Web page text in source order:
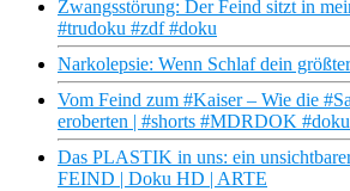
Zwangsstörung: Der Feind sitzt in
#trudoku #zdf #doku
Narkolepsie: Wenn Schlaf dein
Vom Feind zum #Kaiser – Wie die
eroberten | #shorts #MDRDOK
Das PLASTIK in uns: ein
FEIND | Doku HD | ARTE